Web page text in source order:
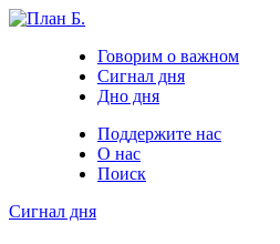
Говорим о важном
Сигнал дня
Дно дня
Поддержите нас
О нас
Поиск
Сигнал дня